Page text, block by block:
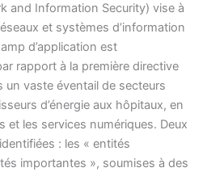
and Information Security) vise à
et systèmes d’information
d’application est
rapport à la première directive
un vaste éventail de secteurs
d’énergie aux hôpitaux, en
et les services numériques. Deux
: les « entités
importantes », soumises à des